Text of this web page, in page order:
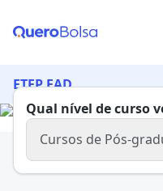
Vamos te guiar no
ETEP EAD
Qual nível de curso
Cursos de Pós-